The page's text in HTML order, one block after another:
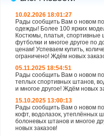
10.02.2026 18:01:27
Рады сообщить Вам о новом
одежды! Более 100 ярких
Костюмы, платья, спортивные
футболки и многое другое по
ценам! Успеваем купить,
ограничено! Ждём новых
05.11.2025 18:54:51
Рады сообщить Вам о новом
теплых спортивных штанов,
и многое другое! Ждём новых
15.10.2025 13:00:13
Рады сообщить Вам о новом
кофт, водолазок, утеплённых
болоневых штанов и многое
новых заказов!